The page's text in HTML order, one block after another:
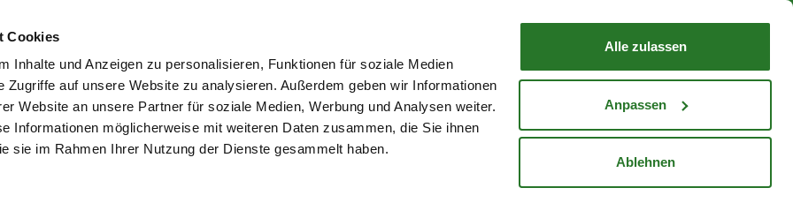
Cookies
Inhalte und Anzeigen zu personalisieren, Funktionen für soziale Medien
Zugriffe auf unsere Website zu analysieren. Außerdem geben wir Informationen
Website an unsere Partner für soziale Medien, Werbung und Analysen weiter.
Informationen möglicherweise mit weiteren Daten zusammen, die Sie ihnen
sie im Rahmen Ihrer Nutzung der Dienste gesammelt haben.
Alle zulassen
Anpassen
Ablehnen
Mein KontoStandorte
WARENKORB
Garten Aktuelles Ratgeber Gutscheine Karriere